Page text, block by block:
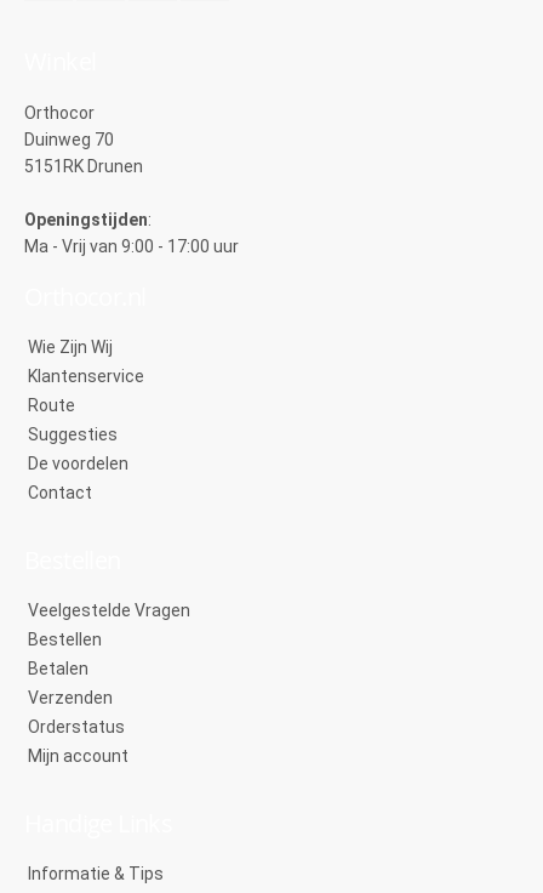
Orthocor
Duinweg 70
5151RK Drunen
Openingstijden:
Ma - Vrij van 9:00 - 17:00 uur
Wie Zijn Wij
Klantenservice
Route
Suggesties
De voordelen
Contact
Veelgestelde Vragen
Bestellen
Betalen
Verzenden
Orderstatus
Mijn account
Informatie & Tips